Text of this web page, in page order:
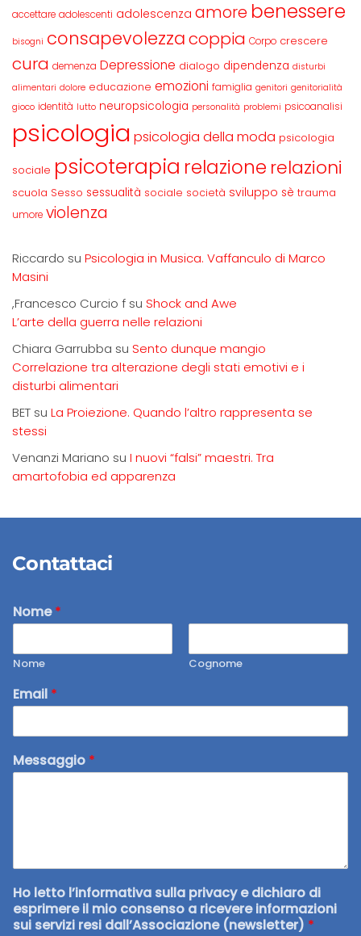
accettare adolescenti adolescenza amore benessere
bisogni consapevolezzacoppia Corpo crescere
cura demenza Depressione dialogo dipendenza disturbi
alimentari dolore educazione emozioni famiglia genitori genitorialità
gioco identità lutto neuropsicologia personalità problemi psicoanalisi
psicologia psicologia della moda psicologia
sociale psicoterapia relazione relazioni
scuola Sesso sessualità sociale società sviluppo sè trauma
umore violenza
Riccardo su Psicologia in Musica. Vaffanculo di Marco
Masini
,Francesco Curcio f su Shock and Awe
L’arte della guerra nelle relazioni
Chiara Garrubba su Sento dunque mangio
Correlazione tra alterazione degli stati emotivi e i
disturbi alimentari
BET su La Proiezione. Quando l’altro rappresenta se
stessi
Venanzi Mariano su I nuovi “falsi” maestri. Tra
amartofobia ed apparenza
Contattaci
Nome*
Nome Cognome
Email *
Messaggio *
Ho letto l’informativa sulla privacy e dichiaro di
esprimere il mio consenso a ricevere informazioni
sui servizi resi dall’Associazione (newsletter) *